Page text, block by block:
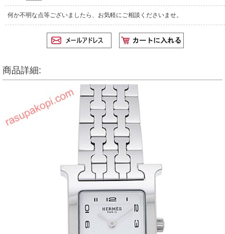
何か不明な点等ございましたら、お気軽にご相談くださいませ。
商品詳細: